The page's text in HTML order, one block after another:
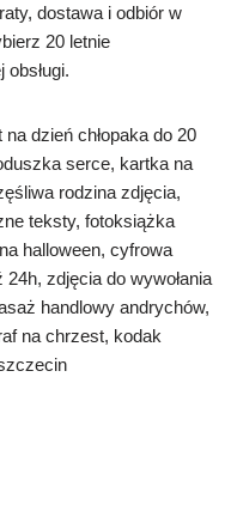
dostawa i odbiór w
20 letnie
dzień chłopaka do 20
serce, kartka na
rodzina zdjęcia,
teksty, fotoksiążka
halloween, cyfrowa
24h, zdjęcia do wywołania
handlowy andrychów,
na chrzest, kodak